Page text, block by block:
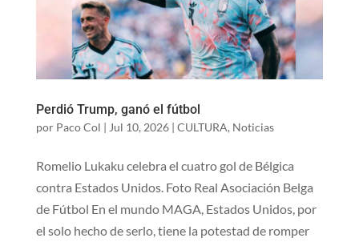
Perdió Trump, ganó el fútbol
por Paco Col | Jul 10, 2026| CULTURA, Noticias
Romelio Lukaku celebra el cuatro gol de Bélgica
contra Estados Unidos. Foto Real Asociación Belga
de Fútbol En el mundo MAGA, Estados Unidos, por
el solo hecho de serlo, tiene la potestad de romper